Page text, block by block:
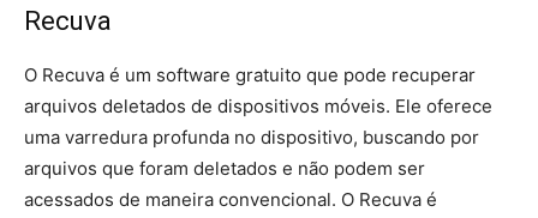
Recuva
O Recuva é um software gratuito que pode recuperar
arquivos deletados de dispositivos móveis. Ele oferece
uma varredura profunda no dispositivo, buscando por
arquivos que foram deletados e não podem ser
acessados de maneira convencional. O Recuva é